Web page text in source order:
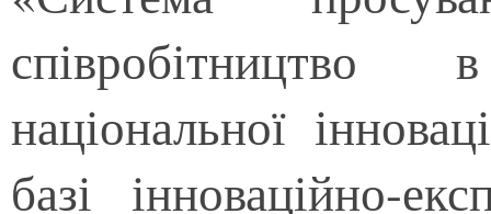
національної
базі інноваційно-